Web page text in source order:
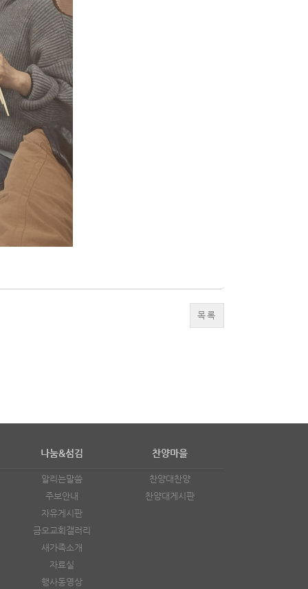
목록
나눔&섬김
알리는말씀
주보안내
자유게시판
금오교회갤러리
새가족소개
자료실
행사동영상
찬양마을
찬양대찬양
찬양대게시판